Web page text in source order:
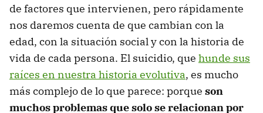
de factores que intervienen, pero rápidamente
nos daremos cuenta de que cambian con la
edad, con la situación social y con la historia de
vida de cada persona. El suicidio, que hunde sus
raíces en nuestra historia evolutiva, es mucho
más complejo de lo que parece: porque son
muchos problemas que solo se relacionan por